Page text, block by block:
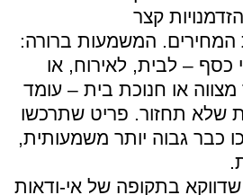
המחירים. המשמעות ברורה:
כסף – לבית, לאירוח, או
או חנוכת בית – עומד
שלא תחזור. פריט שתרכשו
כבר גבוה יותר משמעותית,
בתקופה של אי-ודאות